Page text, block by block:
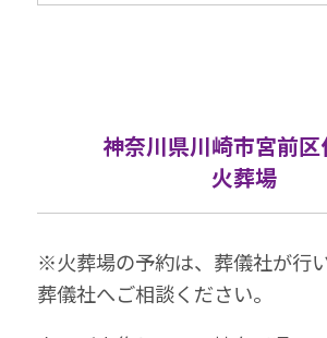
神奈川県川崎市宮前区
火葬場
※⽕葬場の予約は、葬儀社が⾏
葬儀社へご相談ください。